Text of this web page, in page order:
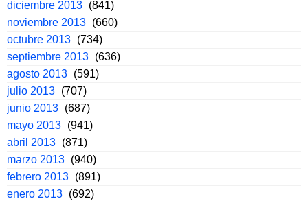
diciembre 2013 (841)
noviembre 2013 (660)
octubre 2013 (734)
septiembre 2013 (636)
agosto 2013 (591)
julio 2013 (707)
junio 2013 (687)
mayo 2013 (941)
abril 2013 (871)
marzo 2013 (940)
febrero 2013 (891)
enero 2013 (692)